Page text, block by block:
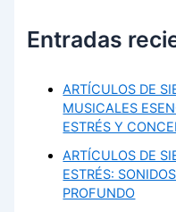
Entradas
ARTÍCULOS DE
MUSICALES
ESTRÉS Y
ARTÍCULOS DE
ESTRÉS:
PROFUNDO